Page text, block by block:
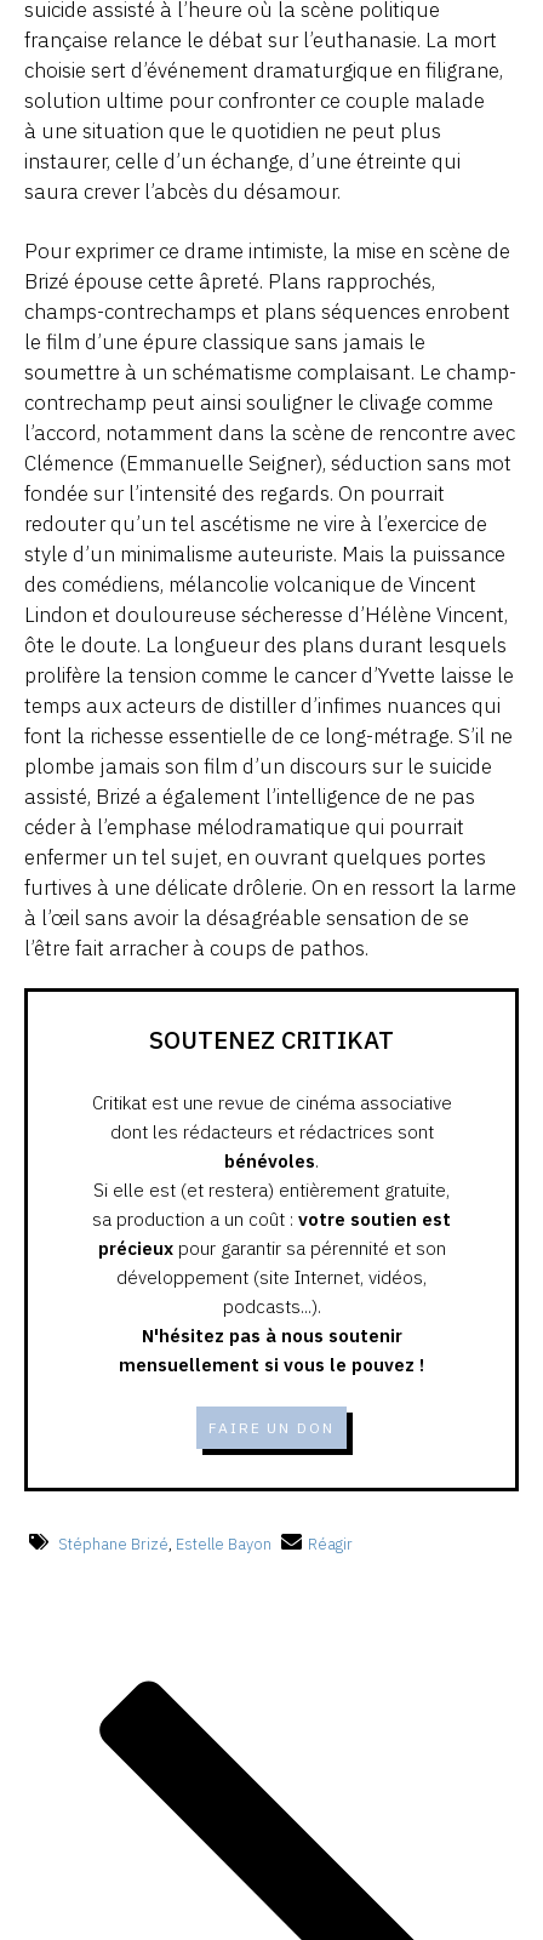
suicide assisté à l’heure où la scène politique
française relance le débat sur l’euthanasie. La mort
choisie sert d’événement dramaturgique en filigrane,
solution ultime pour confronter ce couple malade
à une situation que le quotidien ne peut plus
instaurer, celle d’un échange, d’une étreinte qui
saura crever l’abcès du désamour.
Pour exprimer ce drame intimiste, la mise en scène de
Brizé épouse cette âpreté. Plans rapprochés,
champs-contrechamps et plans séquences enrobent
le film d’une épure classique sans jamais le
soumettre à un schématisme complaisant. Le champ-
contrechamp peut ainsi souligner le clivage comme
l’accord, notamment dans la scène de rencontre avec
Clémence (Emmanuelle Seigner), séduction sans mot
fondée sur l’intensité des regards. On pourrait
redouter qu’un tel ascétisme ne vire à l’exercice de
style d’un minimalisme auteuriste. Mais la puissance
des comédiens, mélancolie volcanique de Vincent
Lindon et douloureuse sécheresse d’Hélène Vincent,
ôte le doute. La longueur des plans durant lesquels
prolifère la tension comme le cancer d’Yvette laisse le
temps aux acteurs de distiller d’infimes nuances qui
font la richesse essentielle de ce long-métrage. S’il ne
plombe jamais son film d’un discours sur le suicide
assisté, Brizé a également l’intelligence de ne pas
céder à l’emphase mélodramatique qui pourrait
enfermer un tel sujet, en ouvrant quelques portes
furtives à une délicate drôlerie. On en ressort la larme
à l’œil sans avoir la désagréable sensation de se
l’être fait arracher à coups de pathos.
SOUTENEZ CRITIKAT
Critikat est une revue de cinéma associative
dont les rédacteurs et rédactrices sont
bénévoles.
Si elle est (et restera) entièrement gratuite,
sa production a un coût : votre soutien est
précieuxpour garantir sa pérennité et son
développement (site Internet, vidéos,
podcasts...).
N'hésitez pas à nous soutenir
mensuellement si vous le pouvez !
FAIRE UN DON
Stéphane Brizé, Estelle Bayon Réagir